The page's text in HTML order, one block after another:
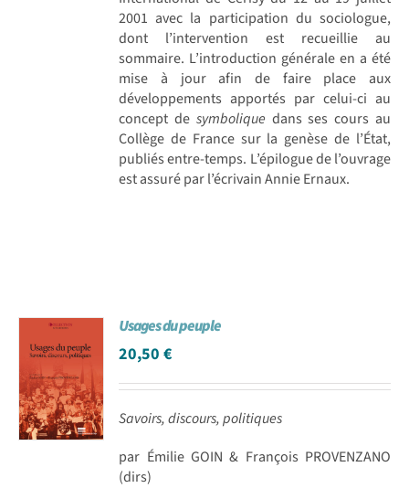
2001 avec la participation du sociologue,
dont l’intervention est recueillie au
sommaire. L’introduction générale en a été
mise à jour afin de faire place aux
développements apportés par celui-ci au
concept de symbolique dans ses cours au
Collège de France sur la genèse de l’État,
publiés entre-temps. L’épilogue de l’ouvrage
est assuré par l’écrivain Annie Ernaux.
Usages du peuple
20,50€
Savoirs, discours, politiques
par Émilie GOIN & François PROVENZANO
(dirs)